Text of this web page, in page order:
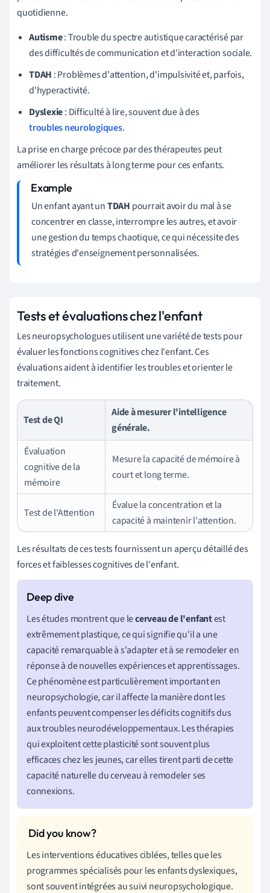
quotidienne.
Autisme: Trouble du spectre autistique caractérisé par
des difficultés de communication et d'interaction sociale.
TDAH : Problèmes d'attention, d'impulsivité et, parfois,
d'hyperactivité.
Dyslexie: Difficulté à lire, souvent due à des
troubles neurologiques.
La prise en charge précoce par des thérapeutes peut
améliorer les résultats à long terme pour ces enfants.
Un enfant ayant unTDAH pourrait avoir du mal à se
concentrer en classe, interrompre les autres, et avoir
une gestion du temps chaotique, ce qui nécessite des
stratégies d'enseignement personnalisées.
Tests et évaluations chez l'enfant
Les neuropsychologues utilisent une variété de tests pour
évaluer les fonctions cognitives chez l'enfant. Ces
évaluations aident à identifier les troubles et orienter le
traitement.
Test de QI
Aide à mesurer l'intelligence
générale.
Évaluation
cognitive de la
mémoire
Mesure la capacité de mémoire à
court et long terme.
Test de l'Attention
Évalue la concentration et la
capacité à maintenir l'attention.
Les résultats de ces tests fournissent un aperçu détaillé des
forces et faiblesses cognitives de l'enfant.
Les études montrent que lecerveau de l'enfantest
extrêmement plastique, ce qui signifie qu'il a une
capacité remarquable à s'adapter et à se remodeler en
réponse à de nouvelles expériences et apprentissages.
Ce phénomène est particulièrement important en
neuropsychologie, car il affecte la manière dont les
enfants peuvent compenser les déficits cognitifs dus
aux troubles neurodéveloppementaux. Les thérapies
qui exploitent cette plasticité sont souvent plus
efficaces chez les jeunes, car elles tirent parti de cette
capacité naturelle du cerveau à remodeler ses
connexions.
Les interventions éducatives ciblées, telles que les
programmes spécialisés pour les enfants dyslexiques,
sont souvent intégrées au suivi neuropsychologique.